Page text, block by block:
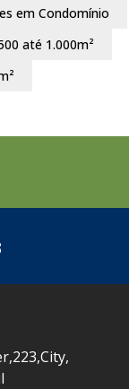
em Condomínio
até 1.000m²
,223,City,